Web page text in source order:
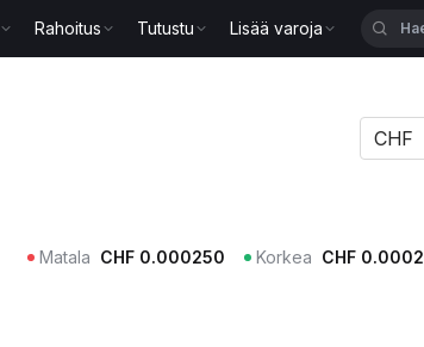
Rahoitus Tutustu Lisää varoja
CHF
Matala CHF 0.000250 Korkea CHF